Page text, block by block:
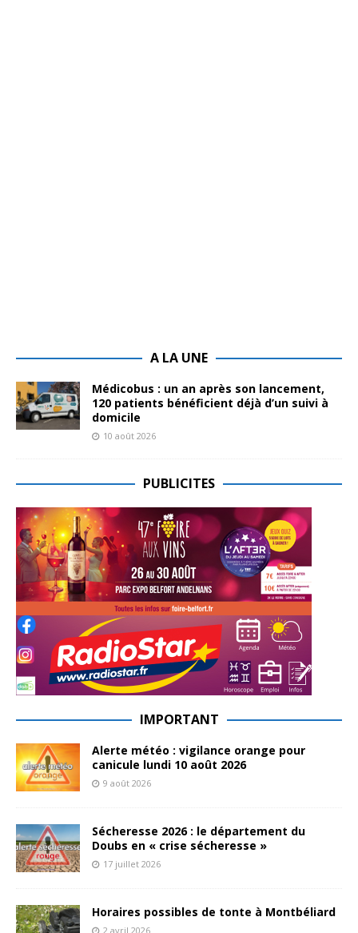
A LA UNE
Médicobus : un an après son lancement,
120 patients bénéficient déjà d’un suivi à
domicile
10 août 2026
PUBLICITES
IMPORTANT
Alerte météo : vigilance orange pour
canicule lundi 10 août 2026
9 août 2026
Sécheresse 2026 : le département du
Doubs en « crise sécheresse »
17 juillet 2026
Horaires possibles de tonte à Montbéliard
2 avril 2026